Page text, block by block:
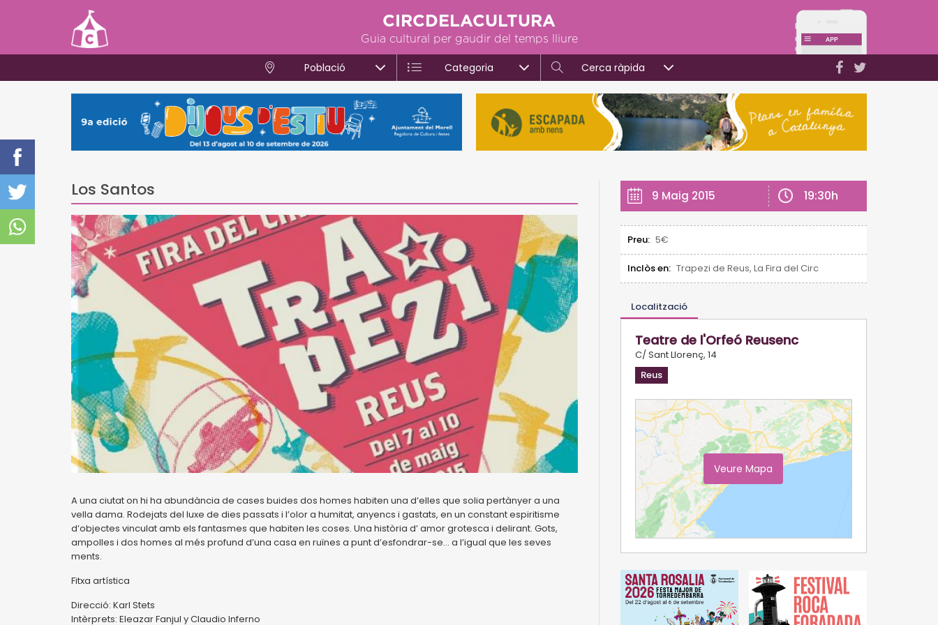
CIRCDELACULTURA
Guia cultural per gaudir del temps lliure
Població Categoria Cerca ràpida
Los Santos
A una ciutat on hi ha abundància de cases buides dos homes habiten una d’elles que solia pertànyer a una
vella dama. Rodejats del luxe de dies passats i l’olor a humitat, anyencs i gastats, en un constant espiritisme
d’objectes vinculat amb els fantasmes que habiten les coses. Una història d’ amor grotesca i delirant. Gots,
ampolles i dos homes al més profund d’una casa en ruïnes a punt d’esfondrar-se… a l’igual que les seves
ments.
Fitxa artística
Direcció: Karl Stets
Intèrprets: Eleazar Fanjul y Claudio Inferno
9 Maig 2015 19:30h
Preu: 5€
Inclòs en: Trapezi de Reus, La Fira del Circ
Localització
Teatre de l'Orfeó Reusenc
C/ Sant Llorenç, 14
Reus
Veure Mapa